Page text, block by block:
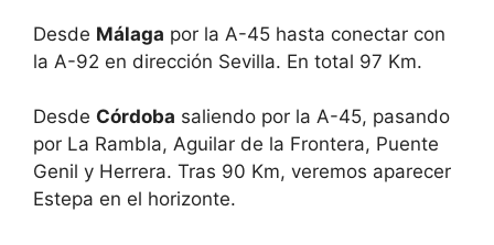
Desde Málaga por la A-45 hasta conectar con
la A-92 en dirección Sevilla. En total 97 Km.
Desde Córdoba saliendo por la A-45, pasando
por La Rambla, Aguilar de la Frontera, Puente
Genil y Herrera. Tras 90 Km, veremos aparecer
Estepa en el horizonte.